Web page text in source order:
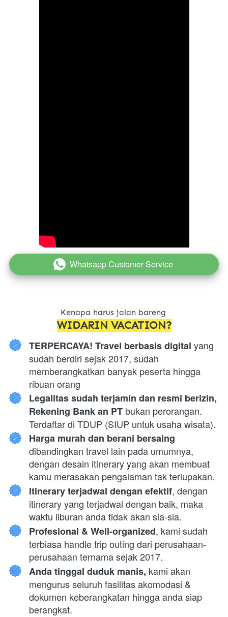
` Whatsapp Customer Service
Kenapa harus jalan bareng
WIDARIN VACATION?
TERPERCAYA! Travel berbasis digital yang
sudah berdiri sejak 2017, sudah
memberangkatkan banyak peserta hingga
ribuan orang
Legalitas sudah terjamin dan resmi berizin,
Rekening Bank an PT bukan perorangan.
Terdaftar di TDUP (SIUP untuk usaha wisata).
dibandingkan travel lain pada umumnya,
dengan desain itinerary yang akan membuat
kamu merasakan pengalaman tak terlupakan.
Itinerary terjadwal dengan efektif, dengan
itinerary yang terjadwal dengan baik, maka
waktu liburan anda tidak akan sia-sia.
Profesional & Well-organized, kami sudah
terbiasa handle trip outing dari perusahaan-
perusahaan ternama sejak 2017.
Anda tinggal duduk manis, kami akan
mengurus seluruh fasilitas akomodasi &
dokumen keberangkatan hingga anda siap
berangkat.